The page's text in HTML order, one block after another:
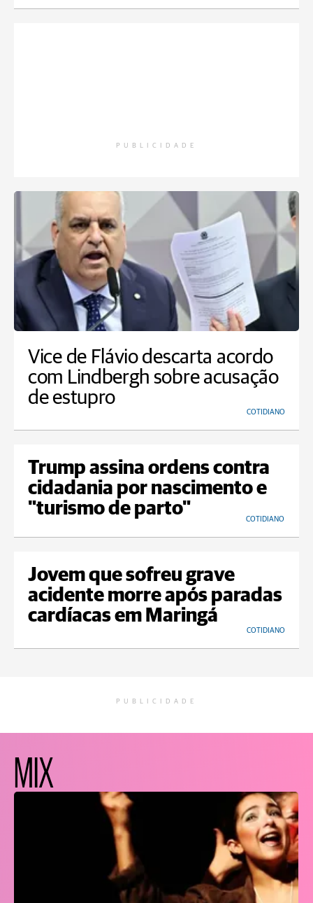
PUBLICIDADE
Vice de Flávio descarta acordo
com Lindbergh sobre acusação
de estupro
COTIDIANO
Trump assina ordens contra
cidadania por nascimento e
"turismo de parto"
COTIDIANO
Jovem que sofreu grave
acidente morre após paradas
cardíacas em Maringá
COTIDIANO
PUBLICIDADE
MIX